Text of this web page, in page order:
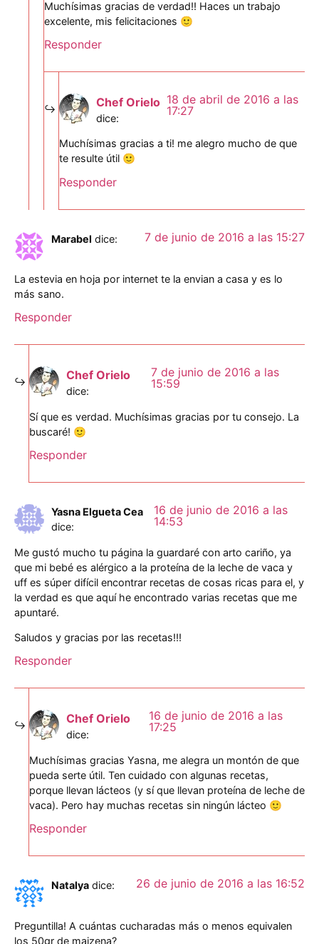
Muchísimas gracias de verdad!! Haces un trabajo
excelente, mis felicitaciones 🙂
Responder
Chef Orielo
dice:
18 de abril de 2016 a las
17:27
Muchísimas gracias a ti! me alegro mucho de que
te resulte útil 🙂
Responder
Marabel dice: 7 de junio de 2016 a las 15:27
La estevia en hoja por internet te la envian a casa y es lo
más sano.
Responder
Chef Orielo
dice:
7 de junio de 2016 a las
15:59
Sí que es verdad. Muchísimas gracias por tu consejo. La
buscaré! 🙂
Responder
Yasna Elgueta Cea
dice:
16 de junio de 2016 a las
14:53
Me gustó mucho tu página la guardaré con arto cariño, ya
que mi bebé es alérgico a la proteína de la leche de vaca y
uff es súper difícil encontrar recetas de cosas ricas para el, y
la verdad es que aquí he encontrado varias recetas que me
apuntaré.
Saludos y gracias por las recetas!!!
Responder
Chef Orielo
dice:
16 de junio de 2016 a las
17:25
Muchísimas gracias Yasna, me alegra un montón de que
pueda serte útil. Ten cuidado con algunas recetas,
porque llevan lácteos (y sí que llevan proteína de leche de
vaca). Pero hay muchas recetas sin ningún lácteo 🙂
Responder
Natalya dice: 26 de junio de 2016 a las 16:52
Preguntilla! A cuántas cucharadas más o menos equivalen
los 50gr de maizena?